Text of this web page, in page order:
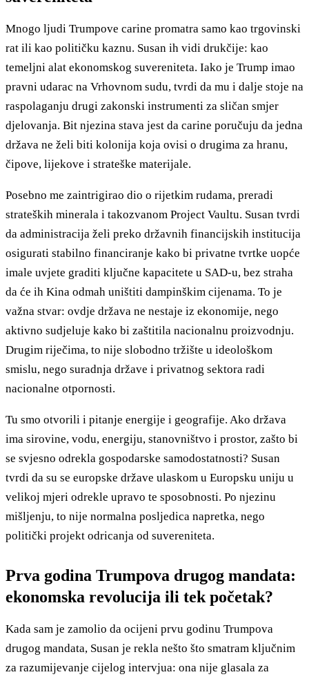
Mnogo ljudi Trumpove carine promatra samo kao trgovinski
rat ili kao političku kaznu. Susan ih vidi drukčije: kao
temeljni alat ekonomskog suvereniteta. Iako je Trump imao
pravni udarac na Vrhovnom sudu, tvrdi da mu i dalje stoje na
raspolaganju drugi zakonski instrumenti za sličan smjer
djelovanja. Bit njezina stava jest da carine poručuju da jedna
država ne želi biti kolonija koja ovisi o drugima za hranu,
čipove, lijekove i strateške materijale.
Posebno me zaintrigirao dio o rijetkim rudama, preradi
strateških minerala i takozvanom Project Vaultu. Susan tvrdi
da administracija želi preko državnih financijskih institucija
osigurati stabilno financiranje kako bi privatne tvrtke uopće
imale uvjete graditi ključne kapacitete u SAD-u, bez straha
da će ih Kina odmah uništiti dampinškim cijenama. To je
važna stvar: ovdje država ne nestaje iz ekonomije, nego
aktivno sudjeluje kako bi zaštitila nacionalnu proizvodnju.
Drugim riječima, to nije slobodno tržište u ideološkom
smislu, nego suradnja države i privatnog sektora radi
nacionalne otpornosti.
Tu smo otvorili i pitanje energije i geografije. Ako država
ima sirovine, vodu, energiju, stanovništvo i prostor, zašto bi
se svjesno odrekla gospodarske samodostatnosti? Susan
tvrdi da su se europske države ulaskom u Europsku uniju u
velikoj mjeri odrekle upravo te sposobnosti. Po njezinu
mišljenju, to nije normalna posljedica napretka, nego
politički projekt odricanja od suvereniteta.
Prva godina Trumpova drugog mandata:
ekonomska revolucija ili tek početak?
Kada sam je zamolio da ocijeni prvu godinu Trumpova
drugog mandata, Susan je rekla nešto što smatram ključnim
za razumijevanje cijelog intervjua: ona nije glasala za